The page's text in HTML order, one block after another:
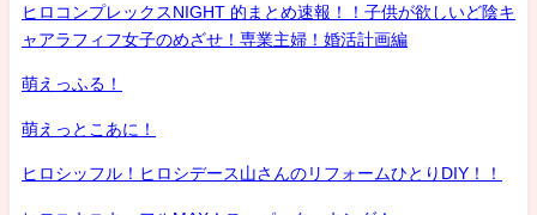
ヒロコンプレックスNIGHT 的まとめ速報！！子供が欲しいど陰キ
ャアラフィフ女子のめざせ！専業主婦！婚活計画編
萌えっふる！
萌えっとこあに！
ヒロシッフル！ヒロシデース山さんのリフォームひとりDIY！！